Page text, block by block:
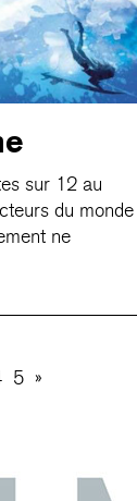
sur 12 au
du monde
ne
5 »